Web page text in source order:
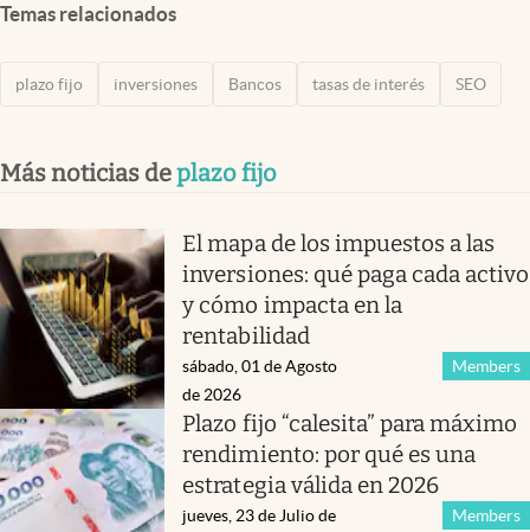
Temas relacionados
plazo fijo inversiones Bancos tasas de interés SEO
Más noticias deplazo fijo
El mapa de los impuestos a las
inversiones: qué paga cada activo
y cómo impacta en la
rentabilidad
Members
sábado, 01 de Agosto
de 2026
Plazo fijo “calesita” para máximo
rendimiento: por qué es una
estrategia válida en 2026
Members
jueves, 23 de Julio de